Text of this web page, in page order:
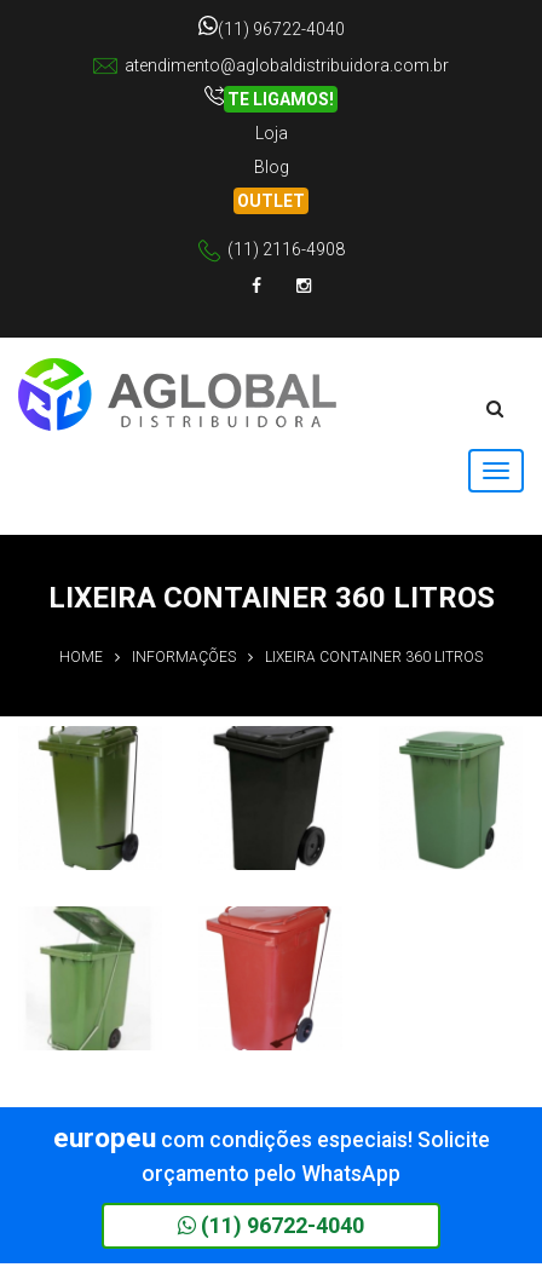
(11) 96722-4040
atendimento@aglobaldistribuidora.com.br
TE LIGAMOS!
Loja
Blog
OUTLET
(11) 2116-4908
LIXEIRA CONTAINER 360 LITROS
HOME INFORMAÇÕES LIXEIRA CONTAINER 360 LITROS
Lixeira
container 360
container 360
container 360
Lixeira
container 360
container 360
europeucom condições especiais! Solicite
orçamento pelo WhatsApp
(11) 96722-4040